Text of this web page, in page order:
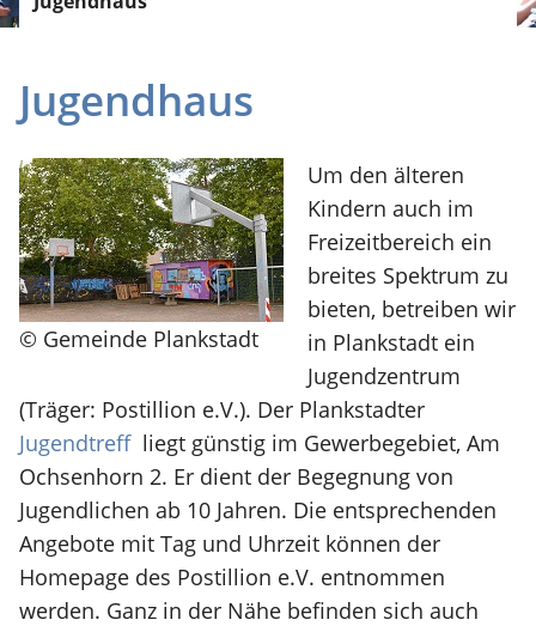
Jugendhaus
© Gemeinde Plankstadt
Um den älteren
Kindern auch im
Freizeitbereich ein
breites Spektrum zu
bieten, betreiben wir
in Plankstadt ein
Jugendzentrum
(Träger: Postillion e.V.). Der Plankstadter
Jugendtreffliegt günstig im Gewerbegebiet, Am
Ochsenhorn 2. Er dient der Begegnung von
Jugendlichen ab 10 Jahren. Die entsprechenden
Angebote mit Tag und Uhrzeit können der
Homepage des Postillion e.V. entnommen
werden. Ganz in der Nähe befinden sich auch